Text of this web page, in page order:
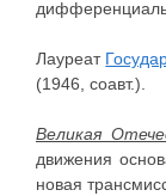
Лауреат
(1946, соавт.).
Великая
движения
новая